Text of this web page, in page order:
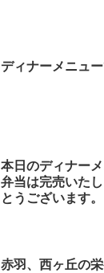
ディナーメニュー
本日のディナー
弁当は完売いた
とうございます。
赤羽、西ヶ丘の